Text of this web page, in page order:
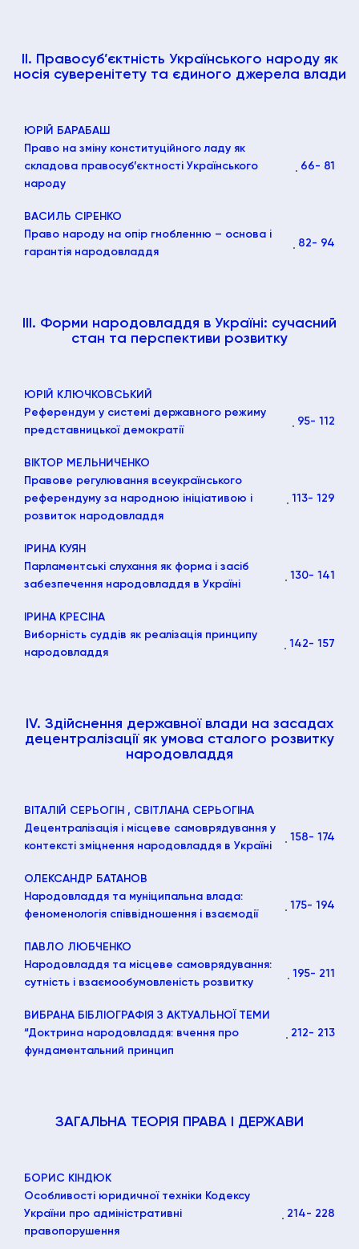
II. Правосуб’єктність Українського народу як
носія суверенітету та єдиного джерела влади
ЮРІЙ БАРАБАШ
Право на зміну конституційного ладу як
складова правосуб’єктності Українського
народу
66- 81
ВАСИЛЬ СІРЕНКО
Право народу на опір гнобленню – основа і
гарантія народовладдя
82- 94
ІІІ. Форми народовладдя в Україні: сучасний
стан та перспективи розвитку
ЮРІЙ КЛЮЧКОВСЬКИЙ
Референдум у системі державного режиму
представницької демократії
95- 112
ВІКТОР МЕЛЬНИЧЕНКО
Правове регулювання всеукраїнського
референдуму за народною ініціативою і
розвиток народовладдя
113- 129
ІРИНА КУЯН
Парламентські слухання як форма і засіб
забезпечення народовладдя в Україні
130- 141
ІРИНА КРЕСІНА
Виборність суддів як реалізація принципу
народовладдя
142- 157
ІV. Здійснення державної влади на засадах
децентралізації як умова сталого розвитку
народовладдя
ВІТАЛІЙ СЕРЬОГІН , СВІТЛАНА СЕРЬОГІНА
Децентралізація і місцеве самоврядування у
контексті зміцнення народовладдя в Україні
158- 174
ОЛЕКСАНДР БАТАНОВ
Народовладдя та муніципальна влада:
феноменологія співвідношення і взаємодії
175- 194
ПАВЛО ЛЮБЧЕНКО
Народовладдя та місцеве самоврядування:
сутність і взаємообумовленість розвитку
195- 211
ВИБРАНА БІБЛІОГРАФІЯ З АКТУАЛЬНОЇ ТЕМИ
“Доктрина народовладдя: вчення про
фундаментальний принцип
212- 213
ЗАГАЛЬНА ТЕОРІЯ ПРАВА І ДЕРЖАВИ
БОРИС КІНДЮК
Особливості юридичної техніки Кодексу
України про адміністративні
правопорушення
214- 228